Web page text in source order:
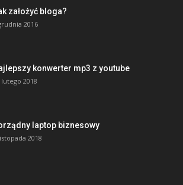
założyć bloga?
2016
konwerter mp3 z youtube
lutego 2018
laptop biznesowy
2018